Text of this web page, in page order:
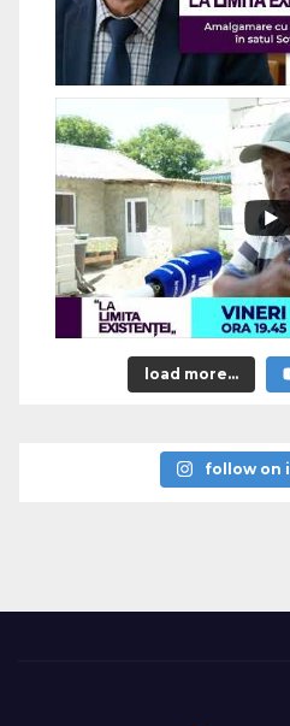
load more...
follow on